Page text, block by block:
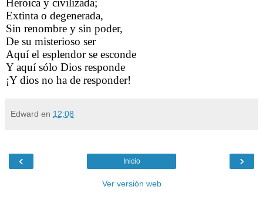
Heroica y civilizada;
Extinta o degenerada,
Sin renombre y sin poder,
De su misterioso ser
Aquí el esplendor se esconde
Y aquí sólo Dios responde
¡Y dios no ha de responder!
Edward en 12:08
‹ ›
Inicio
Ver versión web